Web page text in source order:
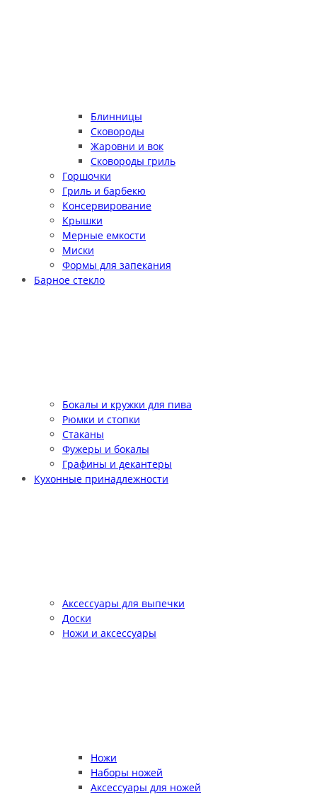
Блинницы
Сковороды
Жаровни и вок
Сковороды гриль
Горшочки
Гриль и барбекю
Консервирование
Крышки
Мерные емкости
Миски
Формы для запекания
Барное стекло
Бокалы и кружки для пива
Рюмки и стопки
Стаканы
Фужеры и бокалы
Графины и декантеры
Кухонные принадлежности
Аксессуары для выпечки
Доски
Ножи и аксессуары
Ножи
Наборы ножей
Аксессуары для ножей